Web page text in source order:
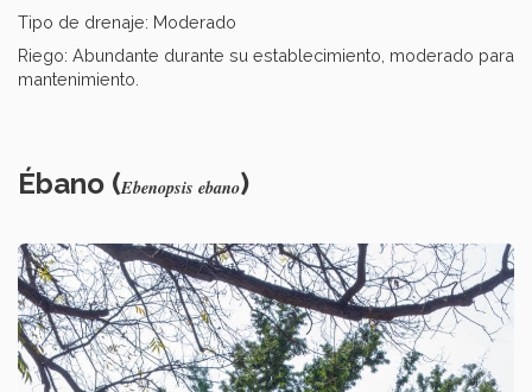
Tipo de drenaje: Moderado
Riego: Abundante durante su establecimiento, moderado para
mantenimiento.
Ébano (Ebenopsis ebano)